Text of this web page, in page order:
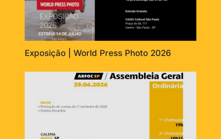
Exposição | World Press Photo 2026